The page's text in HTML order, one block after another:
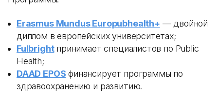
Erasmus Mundus Europubhealth+ — двойной
диплом в европейских университетах;
Fulbrightпринимает специалистов по Public
Health;
DAAD EPOS финансирует программы по
здравоохранению и развитию.